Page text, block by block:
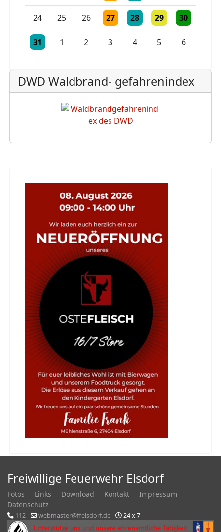
24 25 26 27
Einzelne Veranstaltung
28
Einzelne Veranstaltung
29
Einzelne30
Einzelne
31
Einzelne Veranstaltung
1 2 3
Einzelne Veranstaltung
4
Einzelne Veranstaltung
5 6
DWD Waldbrand- gefahrenindex
Freiwillige Feuerwehr Elsdorf
Fotos Links Download Kontakt
Impressum
Datenschutz
112 webmaster@ffelsdorf.de 24 x 7